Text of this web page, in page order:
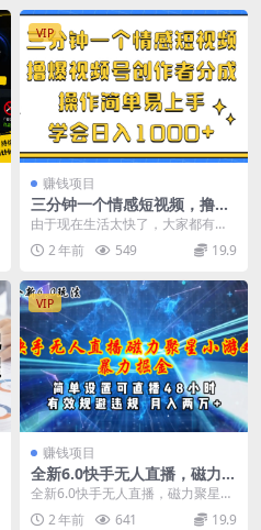
VIP
赚钱项目
三分钟一个情感短视频，撸爆
视频号创作者分成 操作简单易
由于现在生活太快了，大家都有很
多压力，所以很需要有人帮忙缓解
这些压力。情感博主因...
2 年前 549 19.9
VIP
赚钱项目
全新6.0快手无人直播，磁力聚
星小游戏暴力项目，简单设
置，直播48小时，月入两万多
全新6.0快手无人直播，磁力聚星小
游戏暴力项目，简单设置，挂机48
2 年前 641 19.9